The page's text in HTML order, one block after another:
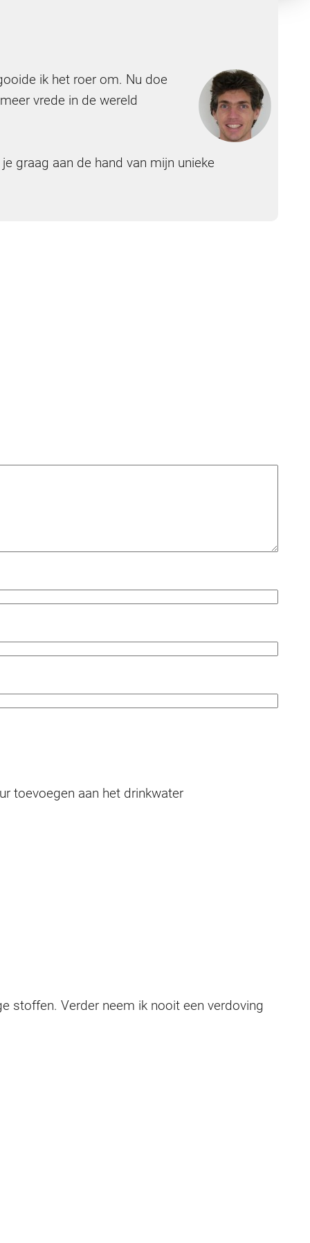
ik het roer om. Nu doe
vrede in de wereld
graag aan de hand van mijn unieke
toevoegen aan het drinkwater
stoffen. Verder neem ik nooit een verdoving